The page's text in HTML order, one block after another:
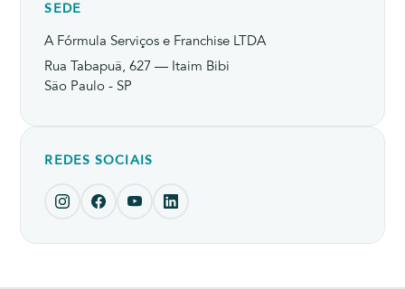
SEDE
A Fórmula Serviços e Franchise LTDA
Rua Tabapuã, 627 — Itaim Bibi
São Paulo - SP
REDES SOCIAIS